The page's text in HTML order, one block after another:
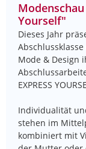
Yourself"
Dieses Jahr
Mode & Design
EXPRESS
Individualität
stehen im
kombiniert mit